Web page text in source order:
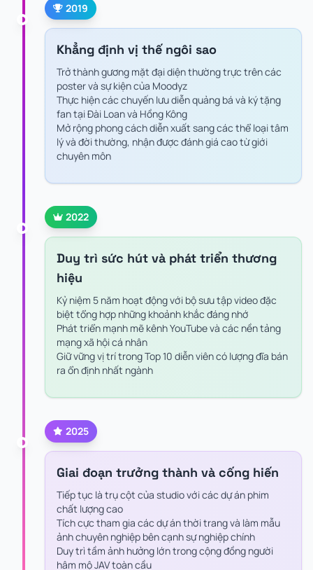
2019
Khẳng định vị thế ngôi sao
Trở thành gương mặt đại diện thường trực trên các
poster và sự kiện của Moodyz
Thực hiện các chuyến lưu diễn quảng bá và ký tặng
fan tại Đài Loan và Hồng Kông
Mở rộng phong cách diễn xuất sang các thể loại tâm
lý và đời thường, nhận được đánh giá cao từ giới
chuyên môn
2022
Duy trì sức hút và phát triển thương
hiệu
Kỷ niệm 5 năm hoạt động với bộ sưu tập video đặc
biệt tổng hợp những khoảnh khắc đáng nhớ
Phát triển mạnh mẽ kênh YouTube và các nền tảng
mạng xã hội cá nhân
Giữ vững vị trí trong Top 10 diễn viên có lượng đĩa bán
ra ổn định nhất ngành
2025
Giai đoạn trưởng thành và cống hiến
Tiếp tục là trụ cột của studio với các dự án phim
chất lượng cao
Tích cực tham gia các dự án thời trang và làm mẫu
ảnh chuyên nghiệp bên cạnh sự nghiệp chính
Duy trì tầm ảnh hưởng lớn trong cộng đồng người
hâm mộ JAV toàn cầu